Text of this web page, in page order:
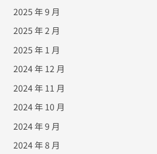
2025 年 9 月
2025 年 2 月
2025 年 1 月
2024 年 12 月
2024 年 11 月
2024 年 10 月
2024 年 9 月
2024 年 8 月